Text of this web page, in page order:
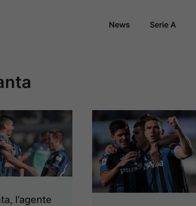
News Serie A
l’agente